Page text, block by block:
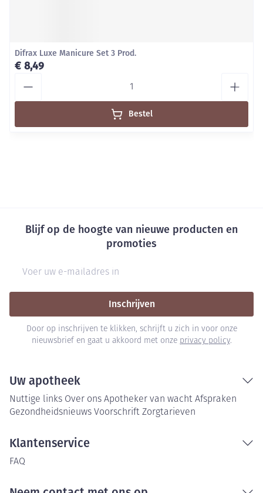
Difrax Luxe Manicure Set 3 Prod.
€ 8,49
Bestel
Blijf op de hoogte van nieuwe producten en
promoties
Inschrijven
Door op inschrijven te klikken, schrijft u zich in voor onze
nieuwsbrief en gaat u akkoord met onze privacy policy.
Uw apotheek
Nuttige links Over ons Apotheker van wacht Afspraken
Gezondheidsnieuws Voorschrift Zorgtarieven
Klantenservice
FAQ